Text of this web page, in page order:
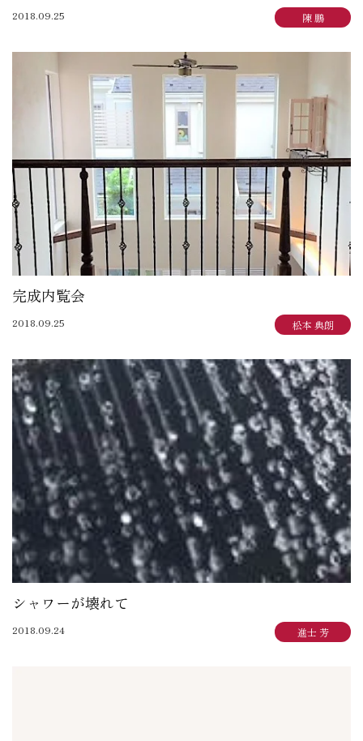
2018.09.25 陳 鵬
完成内覧会
2018.09.25 松本 典朗
シャワーが壊れて
2018.09.24 進士 芳